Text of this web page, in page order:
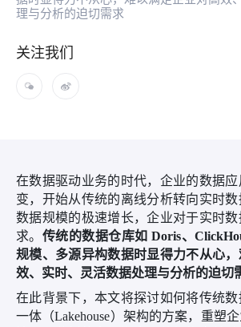
理与分析的迫切需求
关注我们
在数据驱动业务的时代，企业的数据
变，开始从传统的离线分析转向实时
数据规模的极速增长，企业对于实时
求。 传统的数据仓库如 Doris、
规模、多源异构数据时显得力不从心
效、实时、灵活数据处理与分析的迫切
在此背景下，本文将探讨如何将传统
一体（Lakehouse）架构的方案，重塑